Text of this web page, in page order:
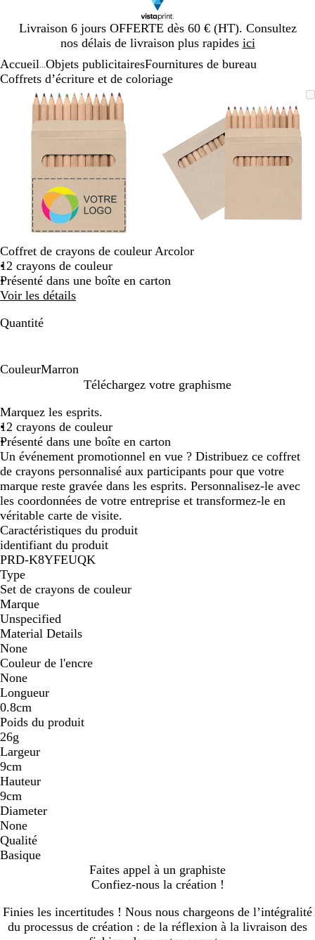
Livraison 6 jours OFFERTE dès 60 € (HT). Consultez
nos délais de livraison plus rapides ici
Diapositive
1
Accueil Objets publicitairesFournitures de bureau
Coffrets d’écriture et de coloriage
Image
zoomable
Zoom
au
minimum
Cliquez
pour
développer
Utilisez
les
touches
plus
et
moins
pour
zoomer
et
fléchées
pour
faire
zoomable
au
pour
les
et
moins
Diapositive
Coffret de crayons de couleur Arcolor
12 crayons de couleur
Présenté dans une boîte en carton
Voir les détails
Quantité
CouleurMarron
r
r
o
n
Téléchargez votre graphisme
Marquez les esprits.
12 crayons de couleur
Présenté dans une boîte en carton
Un événement promotionnel en vue ? Distribuez ce coffret
de crayons personnalisé aux participants pour que votre
marque reste gravée dans les esprits. Personnalisez-le avec
les coordonnées de votre entreprise et transformez-le en
véritable carte de visite.
Caractéristiques du produit
identifiant du produit
PRD-K8YFEUQK
Type
Set de crayons de couleur
Marque
Unspecified
Material Details
None
Couleur de l'encre
None
Longueur
0.8cm
Poids du produit
26g
Largeur
9cm
Hauteur
9cm
Diameter
None
Qualité
Basique
Faites appel à un graphiste
Confiez-nous la création !
Finies les incertitudes ! Nous nous chargeons de l’intégralité
du processus de création : de la réflexion à la livraison des